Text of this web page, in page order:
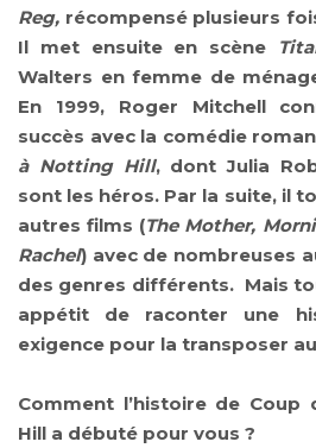
Reg, récompensé plusieurs
Il met ensuite en scène
Walters en femme de
En 1999, Roger Mitchell
succès avec la comédie
à Notting Hill, dont Julia
sont les héros. Par la suite, il
autres films (The Mother,
Rachel) avec de nombreuses
des genres différents. Mais
appétit de raconter une
exigence pour la transposer au
Comment l’histoire de
Hill a débuté pour vous ?